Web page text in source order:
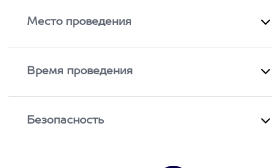
Место проведения
Время проведения
Безопасность